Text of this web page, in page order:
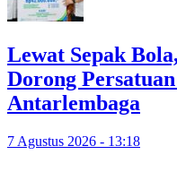
Lewat Sepak
Dorong
Antarlembaga
7 Agustus 2026 - 13:18